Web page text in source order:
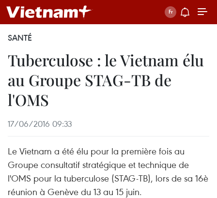
SANTÉ
Tuberculose : le Vietnam élu
au Groupe STAG-TB de
l'OMS
17/06/2016 09:33
Le Vietnam a été élu pour la première fois au
Groupe consultatif stratégique et technique de
l'OMS pour la tuberculose (STAG-TB), lors de sa 16è
réunion à Genève du 13 au 15 juin.